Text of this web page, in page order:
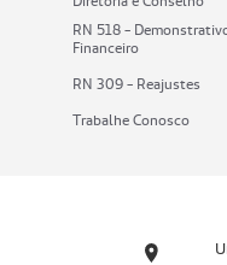
RN 518 -
Financeiro
RN 309 - Reajustes
Trabalhe Conosco